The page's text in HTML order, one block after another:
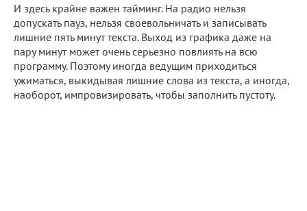
И здесь крайне важен тайминг. На радио нельзя
допускать пауз, нельзя своевольничать и записывать
лишние пять минут текста. Выход из графика даже на
пару минут может очень серьезно повлиять на всю
программу. Поэтому иногда ведущим приходиться
ужиматься, выкидывая лишние слова из текста, а иногда,
наоборот, импровизировать, чтобы заполнить пустоту.